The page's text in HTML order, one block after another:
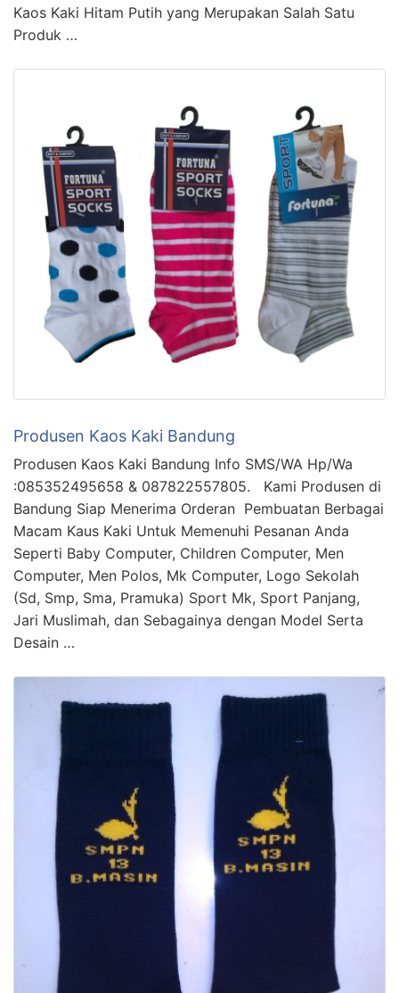
Kaos Kaki Hitam Putih yang Merupakan Salah Satu
Produk …
Produsen Kaos Kaki Bandung
Produsen Kaos Kaki Bandung Info SMS/WA Hp/Wa
:085352495658 & 087822557805. Kami Produsen di
Bandung Siap Menerima Orderan Pembuatan Berbagai
Macam Kaus Kaki Untuk Memenuhi Pesanan Anda
Seperti Baby Computer, Children Computer, Men
Computer, Men Polos, Mk Computer, Logo Sekolah
(Sd, Smp, Sma, Pramuka) Sport Mk, Sport Panjang,
Jari Muslimah, dan Sebagainya dengan Model Serta
Desain …